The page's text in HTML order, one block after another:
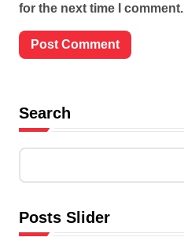
for the next time I comment.
Search
Posts Slider